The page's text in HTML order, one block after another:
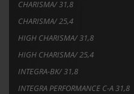
CHARISMA/ 31,8
CHARISMA/ 25,4
HIGH CHARISMA/ 31,8
HIGH CHARISMA/ 25,4
INTEGRA-BK/ 31,8
INTEGRA PERFORMANCE C-A 31,8